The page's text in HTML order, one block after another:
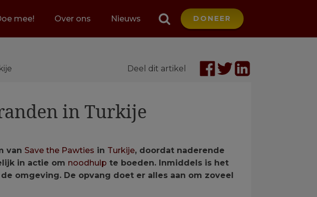
mee! Over ons Nieuws DONEER
Deel dit artikel
in Turkije
van Save the Pawties in Turkije, doordat naderende
in actie om noodhulp te boeden. Inmiddels is het
omgeving. De opvang doet er alles aan om zoveel